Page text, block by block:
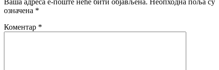
означена *
Коментар *